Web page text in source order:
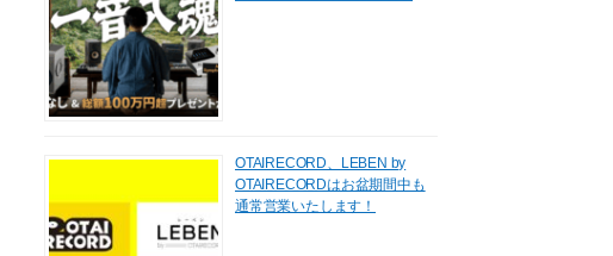
OTAIRECORD、LEBEN by
OTAIRECORDはお盆期間中も
通常営業いたします！